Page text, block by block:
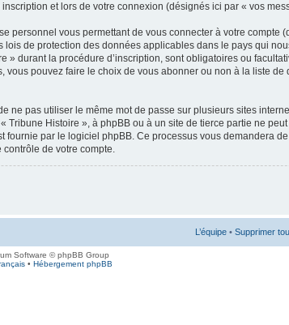
et lors de votre connexion (désignés ici par « vos
vous permettant de vous connecter à votre compte
de protection des données applicables dans le pays qui
durant la procédure d’inscription, sont obligatoires ou
pouvez faire le choix de vous abonner ou non à la liste de
pas utiliser le même mot de passe sur plusieurs sites
Histoire », à phpBB ou à un site de tierce partie ne
par le logiciel phpBB. Ce processus vous demandera
de votre compte.
L’équipe • Supprimer
Software © phpBB Group
• Hébergement phpBB